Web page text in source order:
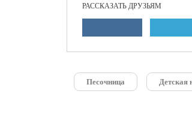
РАССКАЗАТЬ ДРУЗЬЯМ
Песочница Детская